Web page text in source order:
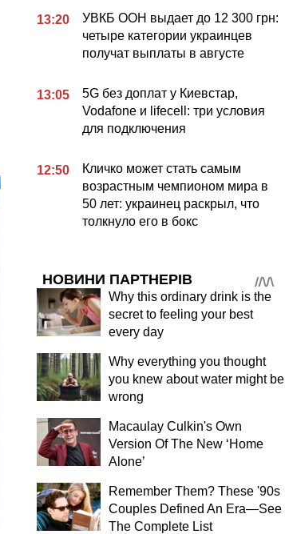
13:20
УВКБ ООН выдает до 12 300 грн:
четыре категории украинцев
получат выплаты в августе
13:05
5G без доплат у Киевстар,
Vodafone и lifecell: три условия
для подключения
12:50
Кличко может стать самым
возрастным чемпионом мира в
50 лет: украинец раскрыл, что
толкнуло его в бокс
НОВИНИ ПАРТНЕРІВ
Why this ordinary drink is the
secret to feeling your best
every day
Why everything you thought
you knew about water might be
wrong
Macaulay Culkin's Own
Version Of The New ‘Home
Alone’
Remember Them? These '90s
Couples Defined An Era—See
The Complete List